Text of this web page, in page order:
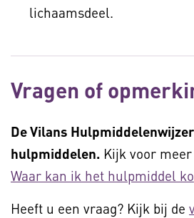
lichaamsdeel.
Vragen of
De Vilans
hulpmiddelen. Kijk voor
Waar kan ik het hulpmiddel
Heeft u een vraag? Kijk bij de